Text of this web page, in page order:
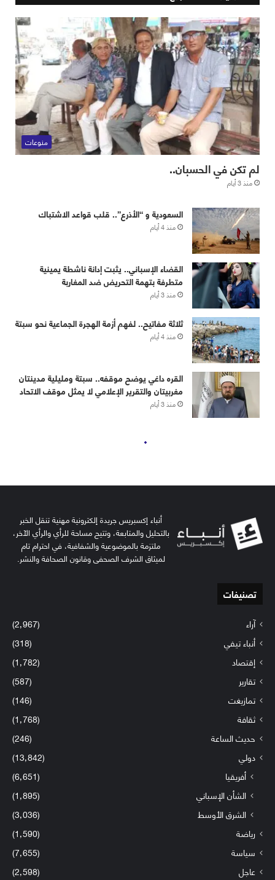
أنباء إكسبريس جريدة إلكترونية مهنية تنقل الخبر
بالتحليل والمتابعة، وتتيح مساحة للرأي والرأي الآخر،
ملتزمة بالموضوعية والشفافية، في احترام تام
لميثاق الشرف الصحفي وقانون الصحافة والنشر.
تصنيفات
آراء
(2٬967)
أنباء تيفي
(318)
إقتصاد
(1٬782)
تقارير
(587)
تمازيغت
(146)
ثقافة
(1٬768)
حديث الساعة
(246)
دولي
(13٬842)
أفريقيا
(6٬651)
الشأن الإسباني
(1٬895)
الشرق الأوسط
(3٬036)
رياضة
(1٬590)
سياسة
(7٬655)
عاجل
(2٬598)